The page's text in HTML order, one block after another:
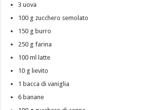
3 uova
100 g zucchero semolato
150 g burro
250 g farina
100 ml latte
10 g lievito
1 bacca di vaniglia
6 banane